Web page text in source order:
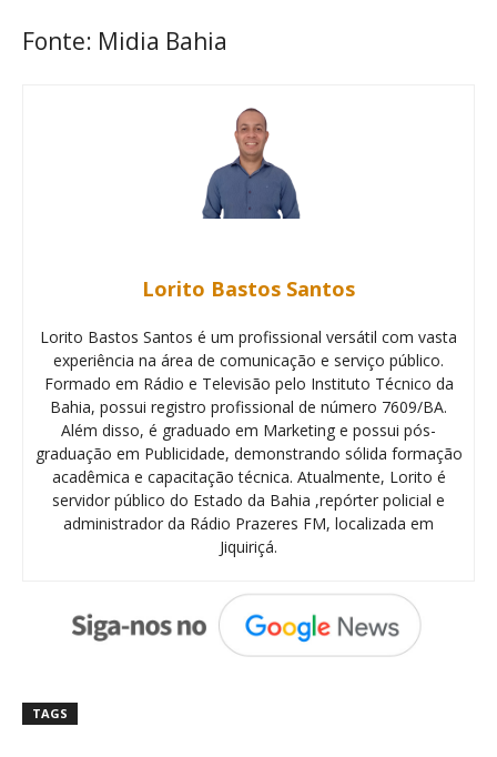
Fonte: Midia Bahia
Lorito Bastos Santos
Lorito Bastos Santos é um profissional versátil com vasta
experiência na área de comunicação e serviço público.
Formado em Rádio e Televisão pelo Instituto Técnico da
Bahia, possui registro profissional de número 7609/BA.
Além disso, é graduado em Marketing e possui pós-
graduação em Publicidade, demonstrando sólida formação
acadêmica e capacitação técnica. Atualmente, Lorito é
servidor público do Estado da Bahia ,repórter policial e
administrador da Rádio Prazeres FM, localizada em
Jiquiriçá.
TAGS